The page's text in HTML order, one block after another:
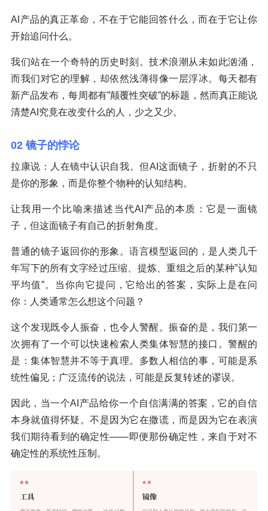
AI产品的真正革命，不在于它能回答什么，而在于它让你
开始追问什么。
我们站在一个奇特的历史时刻。技术浪潮从未如此汹涌，
而我们对它的理解，却依然浅薄得像一层浮冰。每天都有
新产品发布，每周都有”颠覆性突破”的标题，然而真正能说
清楚AI究竟在改变什么的人，少之又少。
02 镜子的悖论
拉康说：人在镜中认识自我。但AI这面镜子，折射的不只
是你的形象，而是你整个物种的认知结构。
让我用一个比喻来描述当代AI产品的本质：它是一面镜
子，但这面镜子有自己的折射角度。
普通的镜子返回你的形象。语言模型返回的，是人类几千
年写下的所有文字经过压缩、提炼、重组之后的某种”认知
平均值”。当你向它提问，它给出的答案，实际上是在问
你：人类通常怎么想这个问题？
这个发现既令人振奋，也令人警醒。振奋的是，我们第一
次拥有了一个可以快速检索人类集体智慧的接口。警醒的
是：集体智慧并不等于真理。多数人相信的事，可能是系
统性偏见；广泛流传的说法，可能是反复转述的谬误。
因此，当一个AI产品给你一个自信满满的答案，它的自信
本身就值得怀疑。不是因为它在撒谎，而是因为它在表演
我们期待看到的确定性——即便那份确定性，来自于对不
确定性的系统性压制。